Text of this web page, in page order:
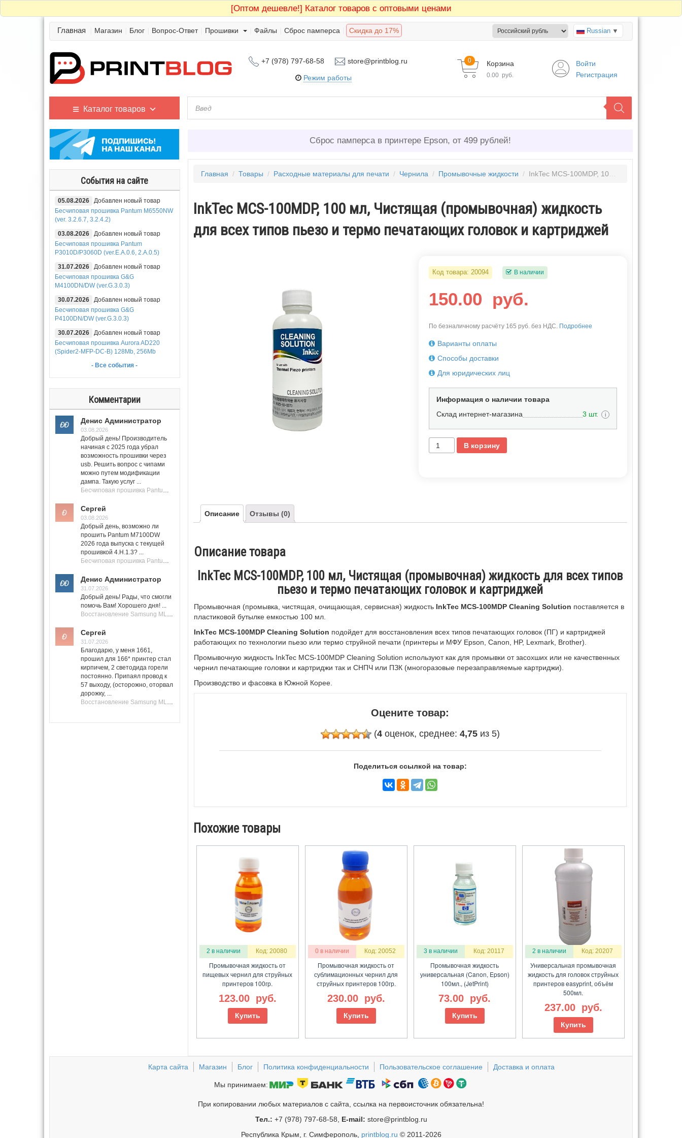
[Оптом дешевле!] Каталог товаров с оптовыми ценами
Главная Магазин Блог Вопрос-Ответ Прошивки Файлы Сброс памперса Скидка до 17% Russian ▼
+7 (978) 797-68-58 store@printblog.ru
Режим работы
Корзина
0
0.00 руб.
Войти
Регистрация
Каталог товаров
События на сайте
05.08.2026
Добавлен новый товар
Бесчиповая прошивка Pantum M6550NW
(ver. 3.2.6.7, 3.2.4.2)
03.08.2026
Добавлен новый товар
Бесчиповая прошивка Pantum
P3010D/P3060D (ver.E.A.0.6, 2.A.0.5)
31.07.2026
Добавлен новый товар
Бесчиповая прошивка G&G
M4100DN/DW (ver.G.3.0.3)
30.07.2026
Добавлен новый товар
Бесчиповая прошивка G&G
P4100DN/DW (ver.G.3.0.3)
30.07.2026
Добавлен новый товар
Бесчиповая прошивка Aurora AD220
(Spider2-MFP-DC-B) 128Mb, 256Mb
- Все события -
Комментарии
Денис Администратор
03.08.2026
Добрый день! Производитель
начиная с 2025 года убрал
возможность прошивки через
usb. Решить вопрос с чипами
можно путем модификации
дампа. Такую услуг ...
Бесчиповая прошивка Pantum M7100 Series (M7100, M7108, M7102, M7103, M7105)
Сергей
03.08.2026
Добрый день, возможно ли
прошить Pantum M7100DW
2026 года выпуска с текущей
прошивкой 4.H.1.3? ...
Бесчиповая прошивка Pantum M7100 Series (M7100, M7108, M7102, M7103, M7105)
Денис Администратор
31.07.2026
Добрый день! Рады, что смогли
помочь Вам! Хорошего дня! ...
Восстановление Samsung ML-1661, ML-1666 после не удачной прошивки.
Сергей
31.07.2026
Благодарю, у меня 1661,
прошил для 166* принтер стал
кирпичем, 2 светодида горели
постоянно. Припаял провод к
57 выходу, (осторожно, оторвал
дорожку, ...
Восстановление Samsung ML-1661, ML-1666 после не удачной прошивки.
Сброс памперса в принтере Epson, от 499 рублей!
Главная / Товары / Расходные материалы для печати / Чернила / Промывочные жидкости / InkTec MCS-100MDP, 100 мл, Чистящая (промывочная) жидкость для всех типов пьезо и термо печатающих головок и картриджей
InkTec MCS-100MDP, 100 мл, Чистящая (промывочная) жидкость
для всех типов пьезо и термо печатающих головок и картриджей
Код товара:20094 В наличии
150.00 руб.
По безналичному расчёту 165 руб. без НДС. Подробнее
Варианты оплаты
Способы доставки
Для юридических лиц
Информация о наличии товара
Склад интернет-магазина
3 шт. i
В корзину
Описание Отзывы (0)
Описание товара
InkTec MCS-100MDP, 100 мл, Чистящая (промывочная) жидкость для всех типов
пьезо и термо печатающих головок и картриджей
Промывочная (промывка, чистящая, очищающая, сервисная) жидкость InkTec MCS-100MDP Cleaning Solution поставляется в
пластиковой бутылке емкостью 100 мл.
InkTec MCS-100MDP Cleaning Solution подойдет для восстановления всех типов печатающих головок (ПГ) и картриджей
работающих по технологии пьезо или термо струйной печати (принтеры и МФУ Epson, Canon, HP, Lexmark, Brother).
Промывочную жидкость InkTec MCS-100MDP Cleaning Solution используют как для промывки от засохших или не качественных
чернил печатающие головки и картриджи так и СНПЧ или ПЗК (многоразовые перезаправляемые картриджи).
Производство и фасовка в Южной Корее.
Оцените товар:
(4оценок, среднее: 4,75из 5)
Поделиться ссылкой на товар:
Похожие товары
2 в наличии Код: 20080
Промывочная жидкость от
пищевых чернил для струйных
принтеров 100гр.
123.00 руб.
Купить
0 в наличии Код: 20052
Промывочная жидкость от
сублимационных чернил для
струйных принтеров 100гр.
230.00 руб.
Купить
3 в наличии Код: 20117
Промывочная жидкость
универсальная (Canon, Epson)
100мл., (JetPrint)
73.00 руб.
Купить
2 в наличии Код: 20207
Универсальная промывочная
жидкость для головок струйных
принтеров easyprint, объём
500мл.
237.00 руб.
Купить
Карта сайта Магазин Блог Политика конфиденциальности Пользовательское соглашение Доставка и оплата
Мы принимаем:
При копировании любых материалов с сайта, ссылка на первоисточник обязательна!
Тел.: +7 (978) 797-68-58, E-mail: store@printblog.ru
Республика Крым, г. Симферополь, printblog.ru © 2011-2026